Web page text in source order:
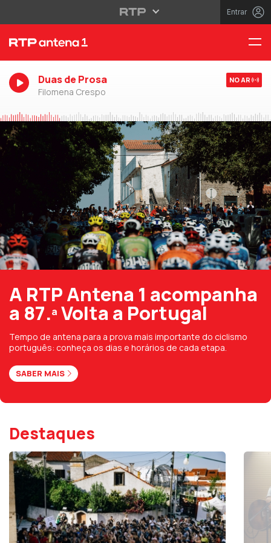
Entrar
Duas de Prosa
Filomena Crespo
NO AR
A RTP Antena 1 acompanha
a 87.ª Volta a Portugal
Tempo de antena para a prova mais importante do ciclismo
português: conheça os dias e horários de cada etapa.
SABER MAIS
Destaques